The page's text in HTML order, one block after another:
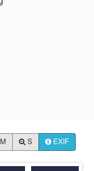
M S EXIF